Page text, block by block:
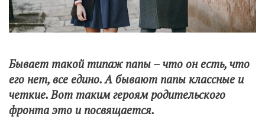
Бывает такой типаж папы – что он есть, что
его нет, все едино. А бывают папы классные и
четкие. Вот таким героям родительского
фронта это и посвящается.